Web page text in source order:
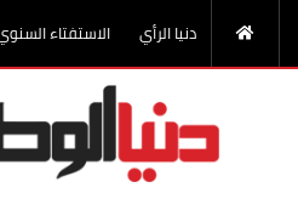
دنيا الرأي الاستفتاء